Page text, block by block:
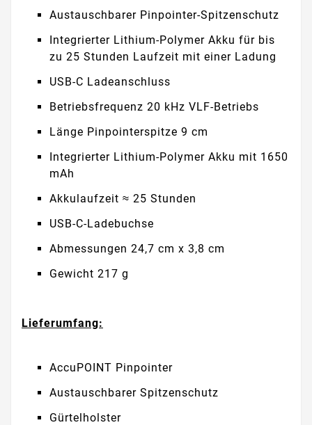
Austauschbarer Pinpointer-Spitzenschutz
Integrierter Lithium-Polymer Akku für bis
zu 25 Stunden Laufzeit mit einer Ladung
USB-C Ladeanschluss
Betriebsfrequenz 20 kHz VLF-Betriebs
Länge Pinpointerspitze 9 cm
Integrierter Lithium-Polymer Akku mit 1650
mAh
Akkulaufzeit ≈ 25 Stunden
USB-C-Ladebuchse
Abmessungen 24,7 cm x 3,8 cm
Gewicht 217 g
Lieferumfang:
AccuPOINT Pinpointer
Austauschbarer Spitzenschutz
Gürtelholster